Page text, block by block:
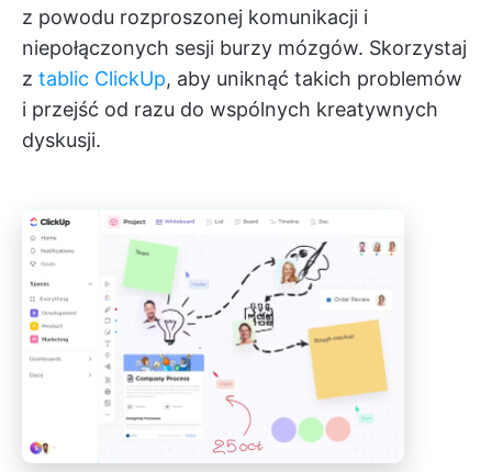
z powodu rozproszonej komunikacji i
niepołączonych sesji burzy mózgów. Skorzystaj
z tablic ClickUp, aby uniknąć takich problemów
i przejść od razu do wspólnych kreatywnych
dyskusji.